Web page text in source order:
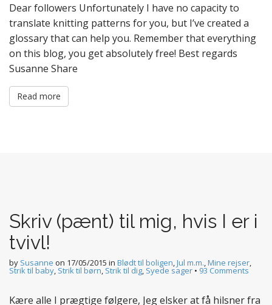
Dear followers Unfortunately I have no capacity to
translate knitting patterns for you, but I’ve created a
glossary that can help you. Remember that everything
on this blog, you get absolutely free! Best regards
Susanne Share
Read more
Skriv (pænt) til mig, hvis I er i
tvivl!
by Susanne on 17/05/2015 in Blødt til boligen,Jul m.m.,Mine rejser,
Strik til baby, Strik til børn, Strik til dig, Syede sager • 93 Comments
Kære alle I prægtige følgere, Jeg elsker at få hilsner fra